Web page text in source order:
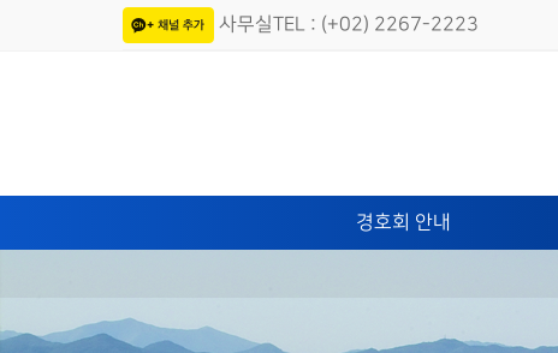
사무실TEL : (+02) 2267-2223
경호회 안내